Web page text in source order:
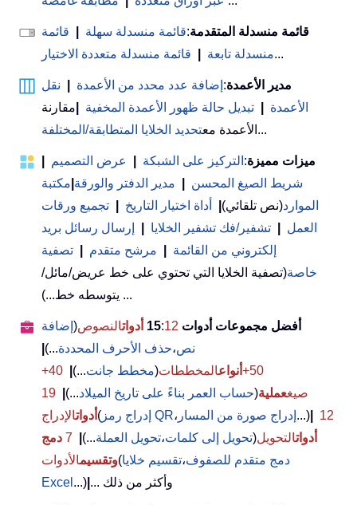
قائمة منسدلة المتقدمة:قائمة منسدلة سهلة
قائمة
منسدلة تابعة
قائمة منسدلة متعددة الاختيار ...
مدير الأعمدة: إضافة عدد محدد من الأعمدة
نقل
الأعمدة
تبديل حالة ظهور الأعمدة المخفية
مقارنة
الأعمدة معتحديد الخلايا المتطابقة/المختلفة ...
ميزات مميزة: التركيز على الشبكة عرض التصميم
شريط الصيغ المحسن
مدير الدفتر والورقة مكتبة
الموارد(نص تلقائي) أداة اختيار التاريخ
تجميع ورقات
العمل
تشفير/فك تشفير الخلايا
إرسال رسائل بريد
إلكتروني من القائمة
مرشح متقدم
تصفية
خاصة(تصفية الخلايا التي تحتوي على خط عريض/مائل/
يتوسطه خط...) ...
أفضل مجموعات أدوات 15 :12 أدواتالنصوص( إضافة
نص،حذف الأحرف المحددة...)
50+
أنواعالمخططات(مخطط جانت...)
40+
صيغعملية(حساب العمر بناءً على تاريخ الميلاد...)
19
أدواتالإدراج ( إدراج رمز QR، إدراج صورة من المسار ...)
12
أدواتالتحويل(تحويل إلى كلمات،تحويل العملة...)
7 دمج
وتقسيمالأدوات ( دمج متقدم للصفوف،تقسيم خلايا
Excel ...) ... وأكثر من ذلك